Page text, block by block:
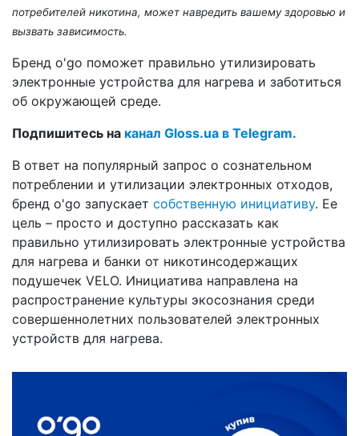
потребителей никотина, может навредить вашему здоровью и
вызвать зависимость.
Бренд о'gо поможет правильно утилизировать
электронные устройства для нагрева и заботиться
об окружающей среде.
Подпишитесь на канал Gloss.ua в Telegram.
В ответ на популярный запрос о сознательном
потреблении и утилизации электронных отходов,
бренд o'go запускает собственную инициативу. Ее
цель – просто и доступно рассказать как
правильно утилизировать электронные устройства
для нагрева и банки от никотинсодержащих
подушечек VELO. Инициатива направлена на
распространение культуры экосознания среди
совершеннолетних пользователей электронных
устройств для нагрева.